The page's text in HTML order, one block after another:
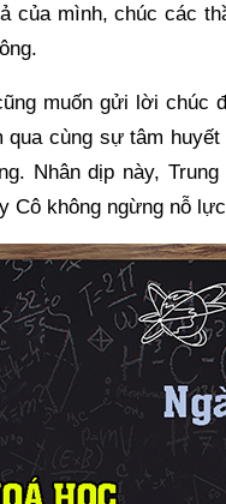
của mình, chúc các
muốn gửi lời chúc
cùng sự tâm
Nhân dịp này,
Cô không ngừng nỗ